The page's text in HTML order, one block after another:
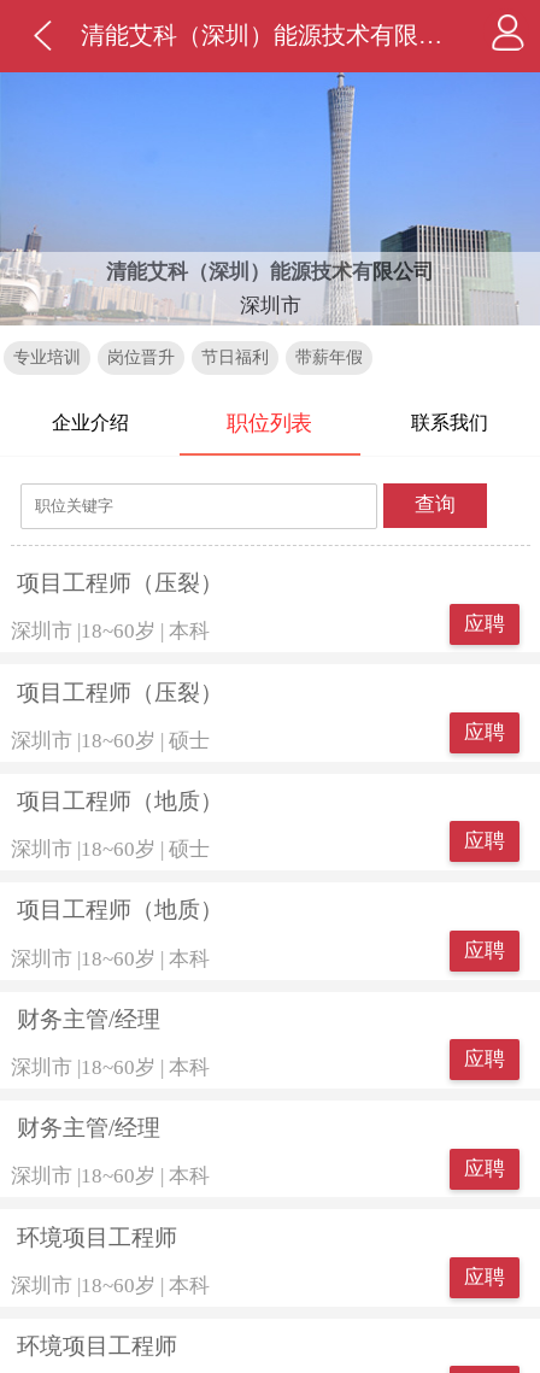
清能艾科（深圳）能源技术有限公司
清能艾科（深圳）能源技术有限公司
深圳市
专业培训 岗位晋升 节日福利 带薪年假
企业介绍 职位列表 联系我们
查询
项目工程师（压裂）
深圳市 18~60岁 本科 应聘
项目工程师（压裂）
深圳市 |18~60岁 | 硕士 应聘
项目工程师（地质）
深圳市 18~60岁 硕士 应聘
项目工程师（地质）
深圳市 |18~60岁 | 本科 应聘
财务主管/经理
深圳市 |18~60岁 | 本科 应聘
财务主管/经理
深圳市 18~60岁 本科 应聘
环境项目工程师
深圳市 |18~60岁 | 本科 应聘
环境项目工程师